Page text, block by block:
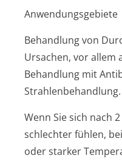
Anwendungsgebiete
Behandlung von
Ursachen, vor allem
Behandlung mit
Strahlenbehandlung.
Wenn Sie sich nach
schlechter fühlen,
oder starker